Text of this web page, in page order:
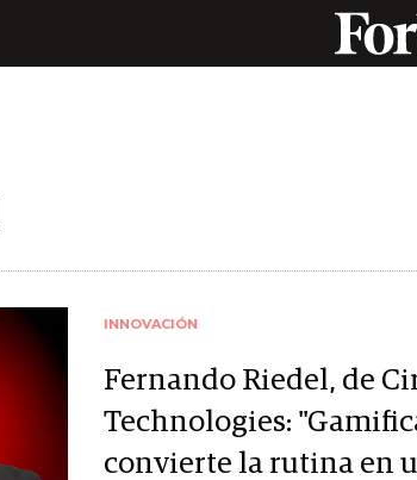
INNOVACIÓN
Fernando Riedel, de
Technologies:
convierte la rutina en